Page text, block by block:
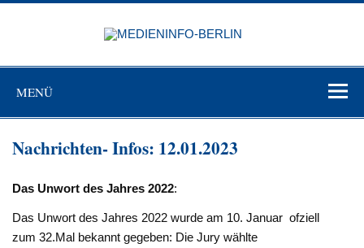
Zum
MENÜ
Nachrichten- Infos: 12.01.2023
Das Unwort des Jahres 2022:
Das Unwort des Jahres 2022 wurde am 10. Januar ofziell
zum 32.Mal bekannt gegeben: Die Jury wählte